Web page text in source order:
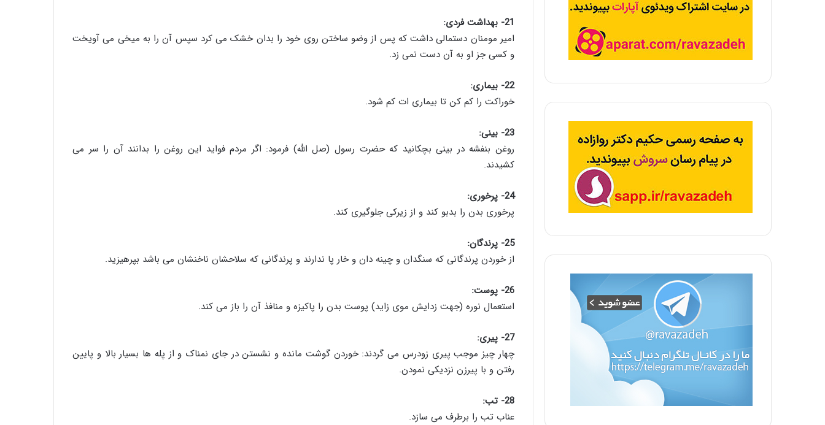
21- بهداشت فردی:
امیر مومنان دستمالی داشت که پس از وضو ساختن روی خود را بدان خشک می کرد سپس آن را به میخی می آویخت
و کسی جز او به آن دست نمی زد.
22- بیماری:
خوراکت را کم کن تا بیماری ات کم شود.
23- بینی:
روغن بنفشه در بینی بچکانید که حضرت رسول (صل الله) فرمود: اگر مردم فواید این روغن را بدانند آن را سر می
کشیدند.
24- پرخوری:
پرخوری بدن را بدبو کند و از زیرکی جلوگیری کند.
25- پرندگان:
از خوردن پرندگانی که سنگدان و چینه دان و خار پا ندارند و پرندگانی که سلاحشان ناخنشان می باشد بپرهیزید.
26- پوست:
استعمال نوره (جهت زدایش موی زاید) پوست بدن را پاکیزه و منافذ آن را باز می کند.
27- پیری:
چهار چیز موجب پیری زودرس می گردند: خوردن گوشت مانده و نشستن در جای نمناک و از پله ها بسیار بالا و پایین
رفتن و با پیرزن نزدیکی نمودن.
28- تب:
عناب تب را برطرف می سازد.